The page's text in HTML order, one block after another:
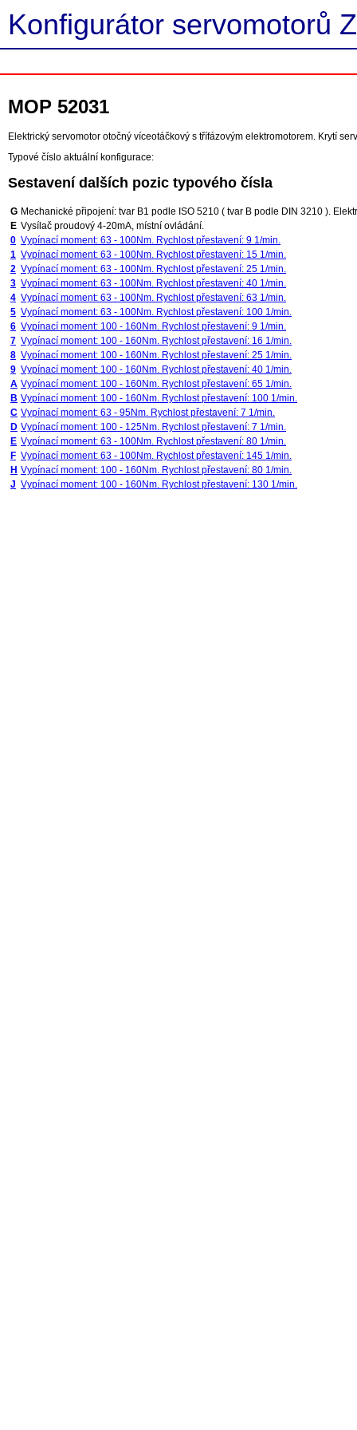
Konfigurátor servomotorů
MOP 52031
Elektrický servomotor otočný víceotáčkový s třífázovým elektromotorem. Krytí
Typové číslo aktuální konfigurace:
Sestavení dalších pozic typového čísla
G Mechanické připojení: tvar B1 podle ISO 5210 ( tvar B podle DIN 3210 ).
E Vysílač proudový 4-20mA, místní ovládání.
0 Vypínací moment: 63 - 100Nm. Rychlost přestavení: 9 1/min.
1 Vypínací moment: 63 - 100Nm. Rychlost přestavení: 15 1/min.
2 Vypínací moment: 63 - 100Nm. Rychlost přestavení: 25 1/min.
3 Vypínací moment: 63 - 100Nm. Rychlost přestavení: 40 1/min.
4 Vypínací moment: 63 - 100Nm. Rychlost přestavení: 63 1/min.
5 Vypínací moment: 63 - 100Nm. Rychlost přestavení: 100 1/min.
6 Vypínací moment: 100 - 160Nm. Rychlost přestavení: 9 1/min.
7 Vypínací moment: 100 - 160Nm. Rychlost přestavení: 16 1/min.
8 Vypínací moment: 100 - 160Nm. Rychlost přestavení: 25 1/min.
9 Vypínací moment: 100 - 160Nm. Rychlost přestavení: 40 1/min.
A Vypínací moment: 100 - 160Nm. Rychlost přestavení: 65 1/min.
B Vypínací moment: 100 - 160Nm. Rychlost přestavení: 100 1/min.
C Vypínací moment: 63 - 95Nm. Rychlost přestavení: 7 1/min.
D Vypínací moment: 100 - 125Nm. Rychlost přestavení: 7 1/min.
E Vypínací moment: 63 - 100Nm. Rychlost přestavení: 80 1/min.
F Vypínací moment: 63 - 100Nm. Rychlost přestavení: 145 1/min.
H Vypínací moment: 100 - 160Nm. Rychlost přestavení: 80 1/min.
J Vypínací moment: 100 - 160Nm. Rychlost přestavení: 130 1/min.